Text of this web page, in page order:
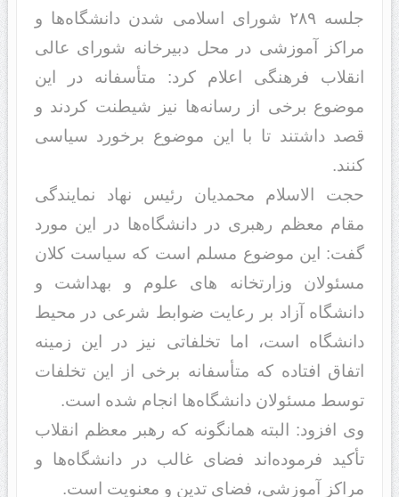
جلسه ۲۸۹ شورای اسلامی شدن دانشگاه‌ها و
مراکز آموزشی در محل دبیرخانه شورای عالی
انقلاب فرهنگی اعلام کرد: متأسفانه در این
موضوع برخی از رسانه‌ها نیز شیطنت کردند و
قصد داشتند تا با این موضوع برخورد سیاسی
کنند.
حجت الاسلام محمدیان رئیس نهاد نمایندگی
مقام معظم رهبری در دانشگاه‌ها در این مورد
گفت: این موضوع مسلم است که سیاست کلان
مسئولان وزارتخانه های علوم و بهداشت و
دانشگاه‌ آزاد بر رعایت ضوابط شرعی در محیط
دانشگاه است، اما تخلفاتی نیز در این زمینه
اتفاق افتاده که متأسفانه برخی از این تخلفات
توسط مسئولان دانشگاه‌ها انجام شده است.
وی افزود: البته همانگونه که رهبر معظم انقلاب
تأکید فرموده‌اند فضای غالب در دانشگاه‌ها و
مراکز آموزشی، فضای تدین و معنویت است.